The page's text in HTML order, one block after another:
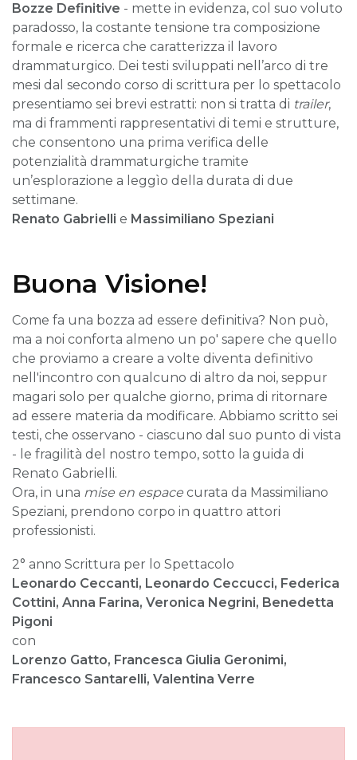
Bozze Definitive - mette in evidenza, col suo voluto
paradosso, la costante tensione tra composizione
formale e ricerca che caratterizza il lavoro
drammaturgico. Dei testi sviluppati nell’arco di tre
mesi dal secondo corso di scrittura per lo spettacolo
presentiamo sei brevi estratti: non si tratta di trailer,
ma di frammenti rappresentativi di temi e strutture,
che consentono una prima verifica delle
potenzialità drammaturgiche tramite
un’esplorazione a leggìo della durata di due
settimane.
Renato Gabrielli e Massimiliano Speziani
Buona Visione!
Come fa una bozza ad essere definitiva? Non può,
ma a noi conforta almeno un po' sapere che quello
che proviamo a creare a volte diventa definitivo
nell'incontro con qualcuno di altro da noi, seppur
magari solo per qualche giorno, prima di ritornare
ad essere materia da modificare. Abbiamo scritto sei
testi, che osservano - ciascuno dal suo punto di vista
- le fragilità del nostro tempo, sotto la guida di
Renato Gabrielli.
Ora, in una mise en espace curata da Massimiliano
Speziani, prendono corpo in quattro attori
professionisti.
2° anno Scrittura per lo Spettacolo
Leonardo Ceccanti, Leonardo Ceccucci, Federica
Cottini, Anna Farina, Veronica Negrini, Benedetta
Pigoni
con
Lorenzo Gatto, Francesca Giulia Geronimi,
Francesco Santarelli, Valentina Verre